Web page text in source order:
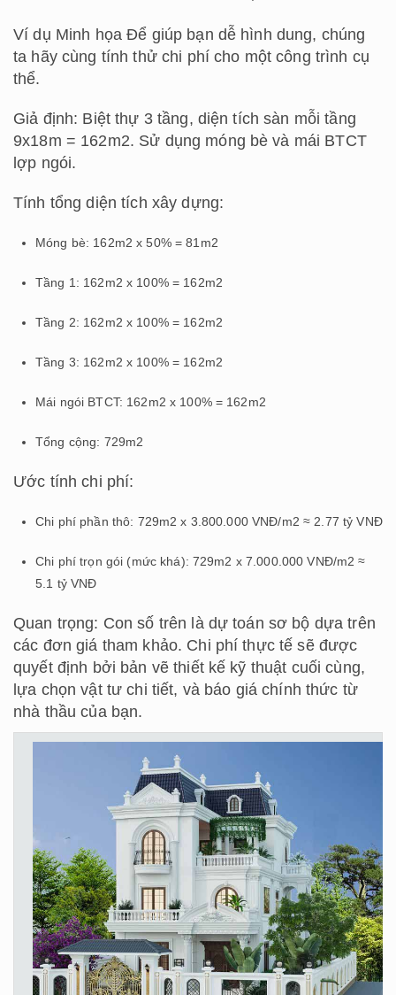
Ví dụ Minh họa Để giúp bạn dễ hình dung, chúng
ta hãy cùng tính thử chi phí cho một công trình cụ
thể.
Giả định: Biệt thự 3 tầng, diện tích sàn mỗi tầng
9x18m = 162m2. Sử dụng móng bè và mái BTCT
lợp ngói.
Tính tổng diện tích xây dựng:
Móng bè: 162m2 x 50% = 81m2
Tầng 1: 162m2 x 100% = 162m2
Tầng 2: 162m2 x 100% = 162m2
Tầng 3: 162m2 x 100% = 162m2
Mái ngói BTCT: 162m2 x 100% = 162m2
Tổng cộng: 729m2
Ước tính chi phí:
Chi phí phần thô: 729m2 x 3.800.000 VNĐ/m2 ≈ 2.77 tỷ VNĐ
Chi phí trọn gói (mức khá): 729m2 x 7.000.000 VNĐ/m2 ≈
5.1 tỷ VNĐ
Quan trọng: Con số trên là dự toán sơ bộ dựa trên
các đơn giá tham khảo. Chi phí thực tế sẽ được
quyết định bởi bản vẽ thiết kế kỹ thuật cuối cùng,
lựa chọn vật tư chi tiết, và báo giá chính thức từ
nhà thầu của bạn.